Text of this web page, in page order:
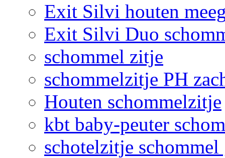
Exit Silvi houten
Exit Silvi Duo
schommel zitje
schommelzitje PH
Houten schommelzitje
kbt baby-peuter
schotelzitje